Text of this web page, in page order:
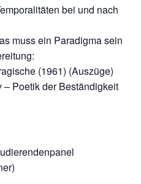
bei und nach
muss ein Paradigma sein
(1961) (Auszüge)
Poetik der Beständigkeit